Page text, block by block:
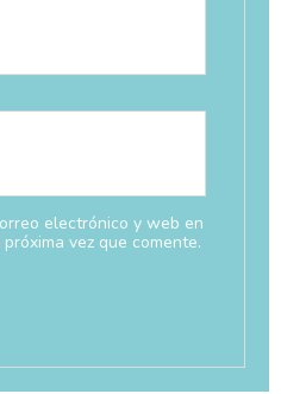
electrónico y web en
vez que comente.